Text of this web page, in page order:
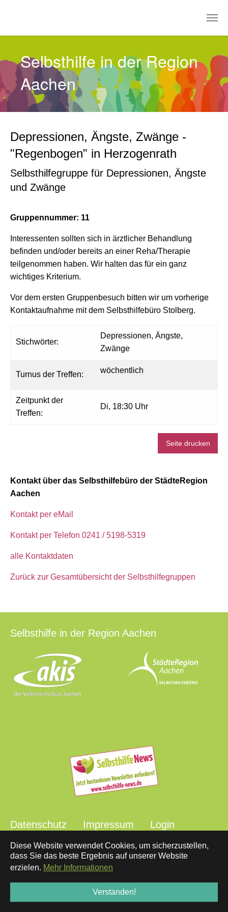
Diese Website verwendet Cookies, um sicherzustellen,
dass Sie das beste Ergebnis auf unserer Website
erzielen. Mehr Informationen
Verstanden!
Selbsthilfe in der Region
Aachen
Depressionen, Ängste, Zwänge -
"Regenbogen" in Herzogenrath
Selbsthilfegruppe für Depressionen, Ängste
und Zwänge
Gruppennummer: 11
Interessenten sollten sich in ärztlicher Behandlung
befinden und/oder bereits an einer Reha/Therapie
teilgenommen haben. Wir halten das für ein ganz
wichtiges Kriterium.
Vor dem ersten Gruppenbesuch bitten wir um vorherige
Kontaktaufnahme mit dem Selbsthilfebüro Stolberg.
Stichwörter:
Depressionen, Ängste,
Zwänge
Turnus der Treffen: wöchentlich
Zeitpunkt der
Treffen:
Di, 18:30 Uhr
Seite drucken
Kontakt über das Selbsthilfebüro der StädteRegion
Aachen
Kontakt per eMail
Kontakt per Telefon 0241 / 5198-5319
alle Kontaktdaten
Zurück zur Gesamtübersicht der Selbsthilfegruppen
Selbsthilfe in der Region Aachen
Datenschutz Impressum Login
Mit freundlicher Unterstützung